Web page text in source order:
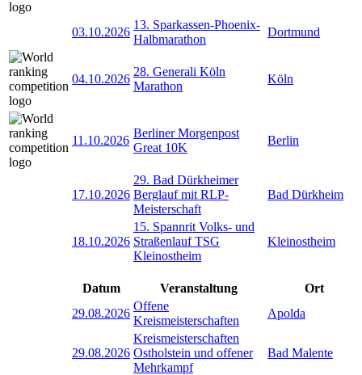
03.10.2026
13. Sparkassen-Phoenix-
Halbmarathon
Dortmund
04.10.2026
28. Generali Köln
Marathon
Köln
11.10.2026
Berliner Morgenpost
Great 10K
Berlin
17.10.2026
29. Bad Dürkheimer
Berglauf mit RLP-
Meisterschaft
Bad Dürkheim
18.10.2026
15. Spannrit Volks- und
Straßenlauf TSG
Kleinostheim
Kleinostheim
Datum Veranstaltung
Ort
29.08.2026
Offene
Kreismeisterschaften
Apolda
29.08.2026
Kreismeisterschaften
Ostholstein und offener
Mehrkampf
Bad Malente